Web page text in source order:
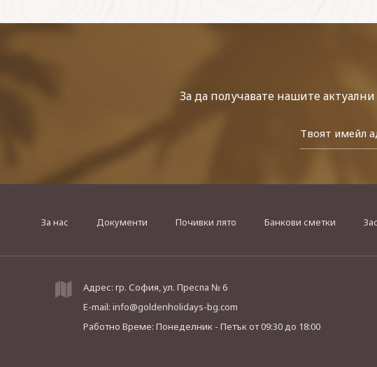
За да получавате нашите
За нас Документи Почивки лято Банкови сметки
Адрес: гр. София, ул. Преспа № 6
E-mail: info@goldenholidays-bg.com
Работно Време: Понеделник - Петъкот 09:30 до 18:00